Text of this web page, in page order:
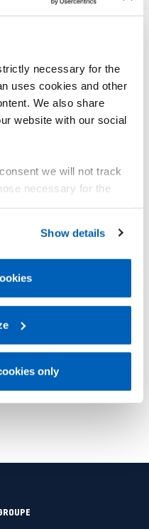
necessary for the
uses cookies and other
We also share
website with our social
we will not track
necessary for the
Gefran - Cookie
data, at the following
Show details
only
intéressé par